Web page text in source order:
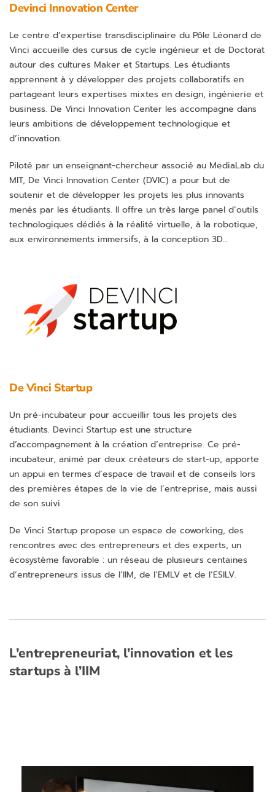
Devinci Innovation Center
Le centre d’expertise transdisciplinaire du Pôle Léonard de
Vinci accueille des cursus de cycle ingénieur et de Doctorat
autour des cultures Maker et Startups. Les étudiants
apprennent à y développer des projets collaboratifs en
partageant leurs expertises mixtes en design, ingénierie et
business. De Vinci Innovation Center les accompagne dans
leurs ambitions de développement technologique et
d’innovation.
Piloté par un enseignant-chercheur associé au MediaLab du
MIT, De Vinci Innovation Center (DVIC) a pour but de
soutenir et de développer les projets les plus innovants
menés par les étudiants. Il offre un très large panel d’outils
technologiques dédiés à la réalité virtuelle, à la robotique,
aux environnements immersifs, à la conception 3D…
De Vinci Startup
Un pré-incubateur pour accueillir tous les projets des
étudiants. Devinci Startup est une structure
d’accompagnement à la création d’entreprise. Ce pré-
incubateur, animé par deux créateurs de start-up, apporte
un appui en termes d’espace de travail et de conseils lors
des premières étapes de la vie de l’entreprise, mais aussi
de son suivi.
De Vinci Startup propose un espace de coworking, des
rencontres avec des entrepreneurs et des experts, un
écosystème favorable : un réseau de plusieurs centaines
d’entrepreneurs issus de l’IIM, de l’EMLV et de l’ESILV.
L’entrepreneuriat, l’innovation et les
startups à l’IIM